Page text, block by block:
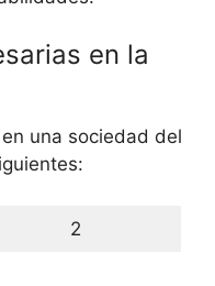
en la
una sociedad del
2